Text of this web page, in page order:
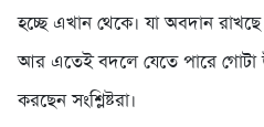
হচ্ছে এখান থেকে। যা অবদান রাখছে
আর এতেই বদলে যেতে পারে গোটা
করছেন সংশ্লিষ্টরা।